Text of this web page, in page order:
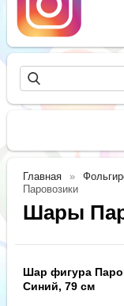
Главная
Паровозики
Шары
Шар фигура
Синий, 79 см